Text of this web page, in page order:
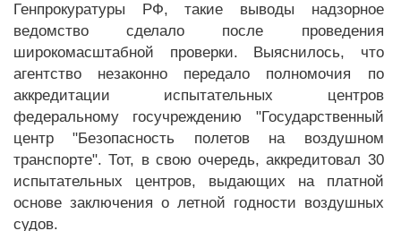
Генпрокуратуры РФ, такие выводы надзорное
ведомство сделало после проведения
широкомасштабной проверки. Выяснилось, что
агентство незаконно передало полномочия по
аккредитации испытательных центров
федеральному госучреждению "Государственный
центр "Безопасность полетов на воздушном
транспорте". Тот, в свою очередь, аккредитовал 30
испытательных центров, выдающих на платной
основе заключения о летной годности воздушных
судов.